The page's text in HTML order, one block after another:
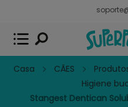
Casa CÃES
Higiene
Stangest Dentican
Superpet, comida
APP GRATIS - En